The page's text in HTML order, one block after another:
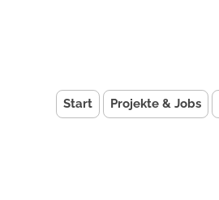
Start Projekte & Jobs